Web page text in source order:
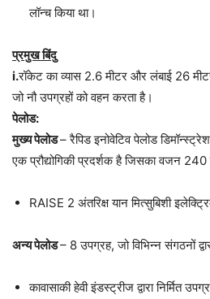
लॉन्च किया था।
प्रमुख बिंदु
i.रॉकेट का व्यास 2.6 मीटर और लंबाई 26
जो नौ उपग्रहों को वहन करता है।
पेलोड:
मुख्य पेलोड– रैपिड इनोवेटिव पेलोड
एक प्रौद्योगिकी प्रदर्शक है जिसका वजन
RAISE 2 अंतरिक्ष यान मित्सुबिशी इलेक्ट्रिक
अन्य पेलोड– 8 उपग्रह, जो विभिन्न संगठनों
कावासाकी हेवी इंडस्ट्रीज द्वारा निर्मित